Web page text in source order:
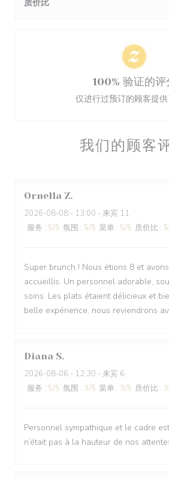
我们的顾客
Ornella Z
2026-08-08 - 13:00 - 来宾 11
服务 : 5/5 氛围 : 5/5 菜单 : 5/5 质价比 : 5
Super brunch ! Nous étions 8 et
accueillis. Un personnel adorable,
soins. Les plats étaient délicieux et
belle expérience, nous reviendrons
Diana S
2026-08-06 - 12:30 - 来宾 6
服务 : 5/5 氛围 : 3/5 菜单 : 3/5 质价比 : 3
Personnel sympathique et le cadre
n’était pas à la hauteur de nos
质价比
100% 验证的评
仅进行过预订的顾客提